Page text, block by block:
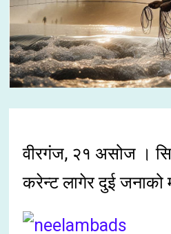
वीरगंज, २१ असोज ।
करेन्ट लागेर दुई जनाको